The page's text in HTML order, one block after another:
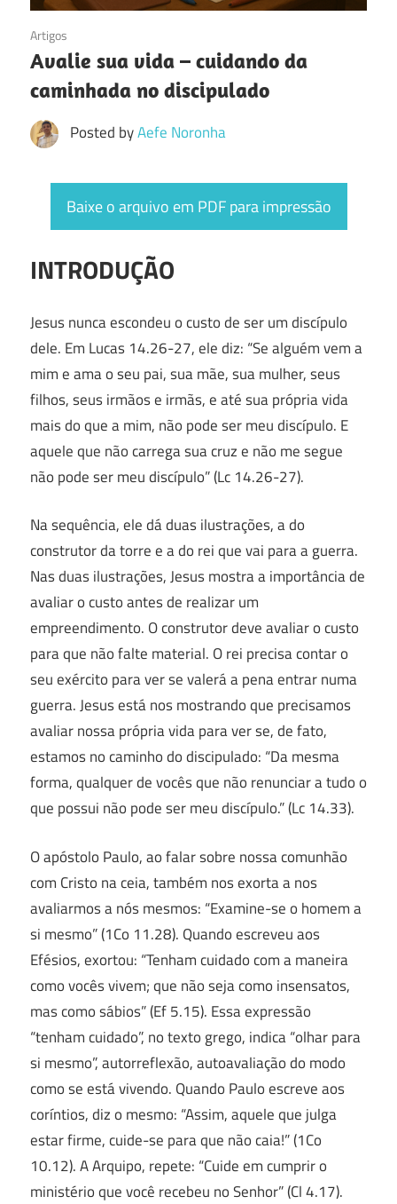
17/12/2018
Artigos
Avalie sua vida – cuidando da
caminhada no discipulado
Posted byAefe Noronha
Baixe o arquivo em PDF para impressão
INTRODUÇÃO
Jesus nunca escondeu o custo de ser um discípulo
dele. Em Lucas 14.26-27, ele diz: “Se alguém vem a
mim e ama o seu pai, sua mãe, sua mulher, seus
filhos, seus irmãos e irmãs, e até sua própria vida
mais do que a mim, não pode ser meu discípulo. E
aquele que não carrega sua cruz e não me segue
não pode ser meu discípulo” (Lc 14.26-27).
Na sequência, ele dá duas ilustrações, a do
construtor da torre e a do rei que vai para a guerra.
Nas duas ilustrações, Jesus mostra a importância de
avaliar o custo antes de realizar um
empreendimento. O construtor deve avaliar o custo
para que não falte material. O rei precisa contar o
seu exército para ver se valerá a pena entrar numa
guerra. Jesus está nos mostrando que precisamos
avaliar nossa própria vida para ver se, de fato,
estamos no caminho do discipulado: “Da mesma
forma, qualquer de vocês que não renunciar a tudo o
que possui não pode ser meu discípulo.” (Lc 14.33).
O apóstolo Paulo, ao falar sobre nossa comunhão
com Cristo na ceia, também nos exorta a nos
avaliarmos a nós mesmos: “Examine-se o homem a
si mesmo” (1Co 11.28). Quando escreveu aos
Efésios, exortou: “Tenham cuidado com a maneira
como vocês vivem; que não seja como insensatos,
mas como sábios” (Ef 5.15). Essa expressão
“tenham cuidado”, no texto grego, indica “olhar para
si mesmo”, autorreflexão, autoavaliação do modo
como se está vivendo. Quando Paulo escreve aos
coríntios, diz o mesmo: “Assim, aquele que julga
estar firme, cuide-se para que não caia!” (1Co
10.12). A Arquipo, repete: “Cuide em cumprir o
ministério que você recebeu no Senhor” (Cl 4.17).